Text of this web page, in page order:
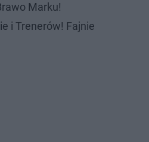
Marku!
i Trenerów! Fajnie